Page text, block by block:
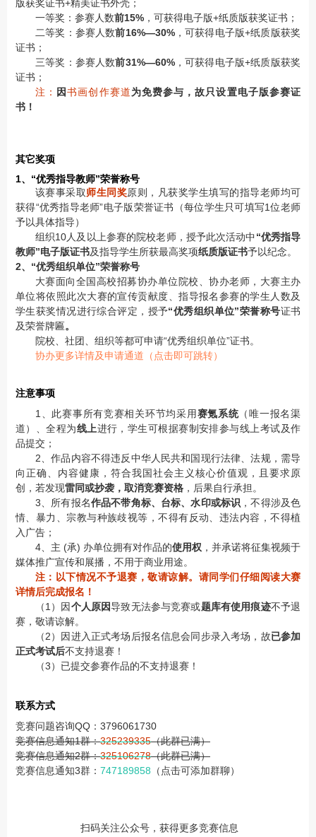
版获奖证书+精美证书外壳；
一等奖：参赛人数前15% ，可获得电子版+纸质版获奖证书；
二等奖：参赛人数前16%—30%，可获得电子版+纸质版获奖
证书；
三等奖：参赛人数前31%—60%，可获得电子版+纸质版获奖
证书；
注： 因书画创作赛道为免费参与，故只设置电子版参赛证
书！
其它奖项
1、“优秀指导教师”荣誉称号
该赛事采取师生同奖原则，凡获奖学生填写的指导老师均可
获得“优秀指导老师”电子版荣誉证书（每位学生只可填写1位老师
予以具体指导）
组织10人及以上参赛的院校老师，授予此次活动中 “优秀指导
教师”电子版证书及指导学生所获最高奖项纸质版证书予以纪念。
2、“优秀组织单位”荣誉称号
大赛面向全国高校招募协办单位院校、协办老师，大赛主办
单位将依照此次大赛的宣传贡献度、指导报名参赛的学生人数及
学生获奖情况进行综合评定，授予“优秀组织单位”荣誉称号证书
及荣誉牌匾。
院校、社团、组织等都可申请“优秀组织单位”证书。
协办更多详情及申请通道（点击即可跳转）
注意事项
1、此赛事所有竞赛相关环节均采用赛氪系统（唯一报名渠
道）、全程为线上进行，学生可根据赛制安排参与线上考试及作
品提交；
2、作品内容不得违反中华人民共和国现行法律、法规，需导
向正确、内容健康，符合我国社会主义核心价值观，且要求原
创，若发现雷同或抄袭，取消竞赛资格 ，后果自行承担。
3、所有报名作品不带角标、台标、水印或标识 ，不得涉及色
情、暴力、宗教与种族歧视等，不得有反动、违法内容，不得植
入广告；
4、主 (承) 办单位拥有对作品的使用权 ，并承诺将征集视频于
媒体推广宣传和展播，不用于商业用途。
注：以下情况不予退赛，敬请谅解。请同学们仔细阅读大赛
详情后完成报名！
（1）因个人原因导致无法参与竞赛或题库有使用痕迹不予退
赛，敬请谅解。
（2）因进入正式考场后报名信息会同步录入考场，故已参加
正式考试后不支持退赛！
（3）已提交参赛作品的不支持退赛！
联系方式
竞赛问题咨询QQ：3796061730
竞赛信息通知1群：325239335（此群已满）
竞赛信息通知2群：325106278（此群已满）
竞赛信息通知3群： 747189858 （点击可添加群聊）
扫码关注公众号，获得更多竞赛信息